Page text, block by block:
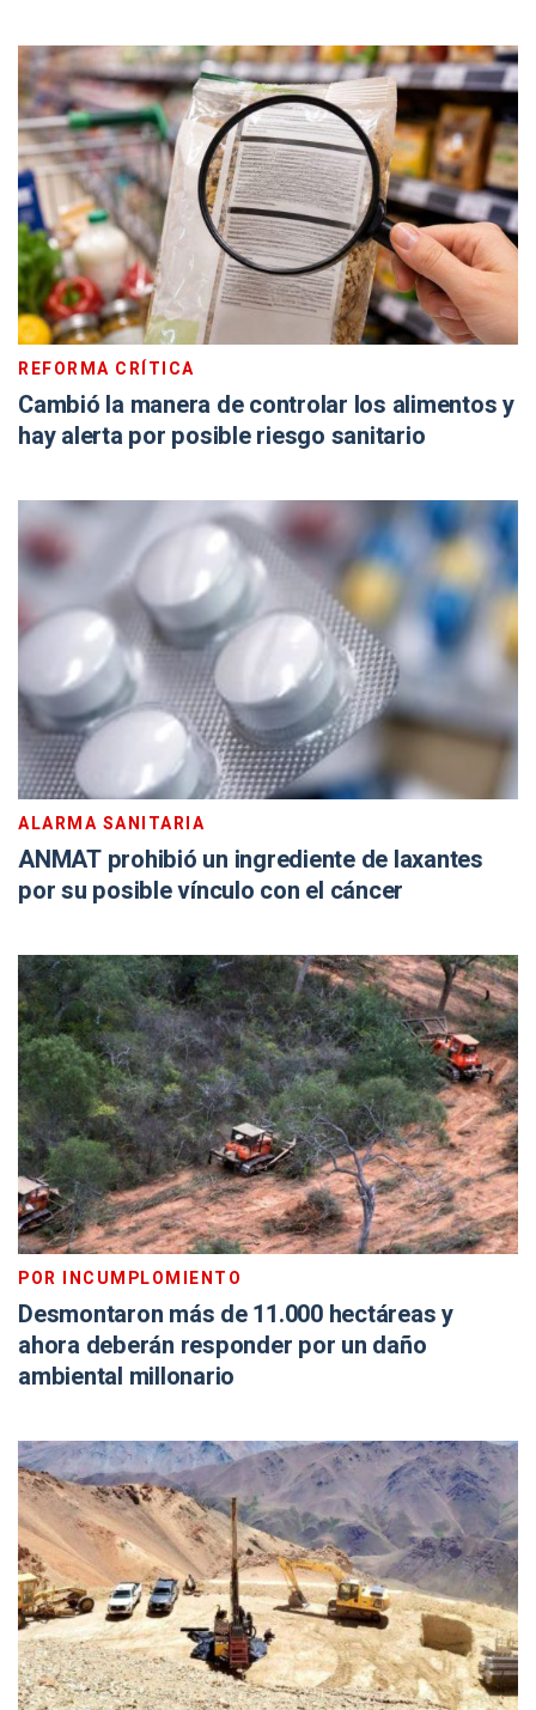
REFORMA CRÍTICA
Cambió la manera de controlar los alimentos y
hay alerta por posible riesgo sanitario
ALARMA SANITARIA
ANMAT prohibió un ingrediente de laxantes
por su posible vínculo con el cáncer
POR INCUMPLOMIENTO
Desmontaron más de 11.000 hectáreas y
ahora deberán responder por un daño
ambiental millonario